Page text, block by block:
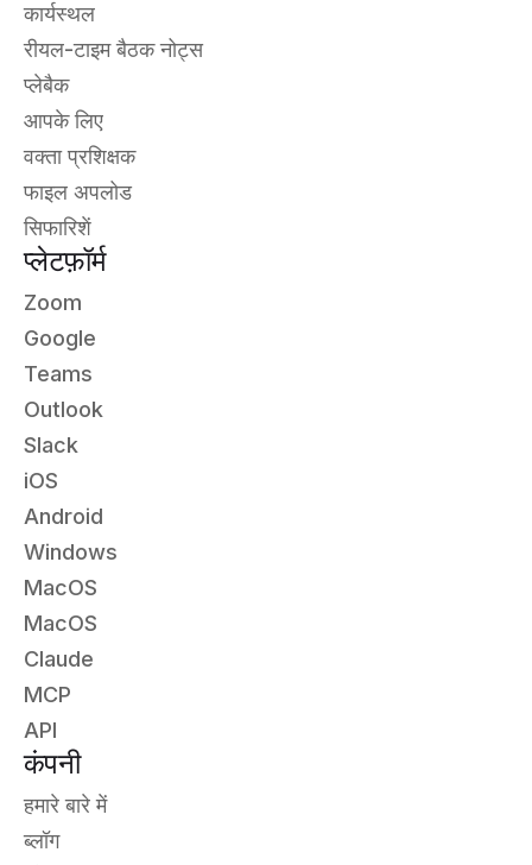
कार्यस्थल
रीयल-टाइम बैठक नोट्स
प्लेबैक
आपके लिए
वक्ता प्रशिक्षक
फाइल अपलोड
सिफारिशें
प्लेटफ़ॉर्म
Zoom
Google
Teams
Outlook
Slack
iOS
Android
Windows
MacOS
MacOS
Claude
MCP
API
कंपनी
हमारे बारे में
ब्लॉग